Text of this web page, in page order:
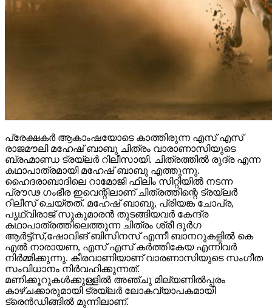
പ്രേക്ഷകർ ആകാംഷയോടെ കാത്തിരുന്ന എസ് എസ്
രാജമൗലി മഹേഷ് ബാബു ചിത്രം വാരാണാസിയുടെ
ബ്രഹ്മാണ്ഡ ട്രയ്ലർ റിലീസായി. ചിത്രത്തിൽ രുദ്ര എന്ന
കഥാപാത്രമായി മഹേഷ് ബാബു എത്തുന്നു.
ഹൈദരാബാദിലെ റാമോജി ഫിലിം സിറ്റിയിൽ നടന്ന
പ്രൗഢ ഗംഭീര ഇവെന്റിലാണ് ചിത്രത്തിന്റെ ട്രയ്ലർ
റിലീസ് ചെയ്തത്. മഹേഷ് ബാബു, പ്രിയങ്ക ചോപ്ര,
പൃഥ്വിരാജ് സുകുമാരൻ തുടങ്ങിയവർ കേന്ദ്ര
കഥാപാത്രത്തിലെത്തുന്ന ചിത്രം ശ്രീ ദുർഗ
ആർട്ട്സ്,ഷോവിങ് ബിസിനസ് എന്നീ ബാനറുകളിൽ കെ
എൽ നാരായണ, എസ് എസ് കർത്തികേയ എന്നിവർ
നിർമ്മിക്കുന്നു. കീരവാണിയാണ് വാരണാസിയുടെ സംഗീത
സംവിധാനം നിർവഹിക്കുന്നത്.
മണിക്കൂറുകൾക്കുള്ളിൽ അഞ്ചു മില്യണിൽപ്പരം
കാഴ്ചക്കാരുമായി ട്രയ്ലർ ലോകവ്യാപകമായി
ട്രെൻഡിങ്ങിൽ മുന്നിലാണ്.